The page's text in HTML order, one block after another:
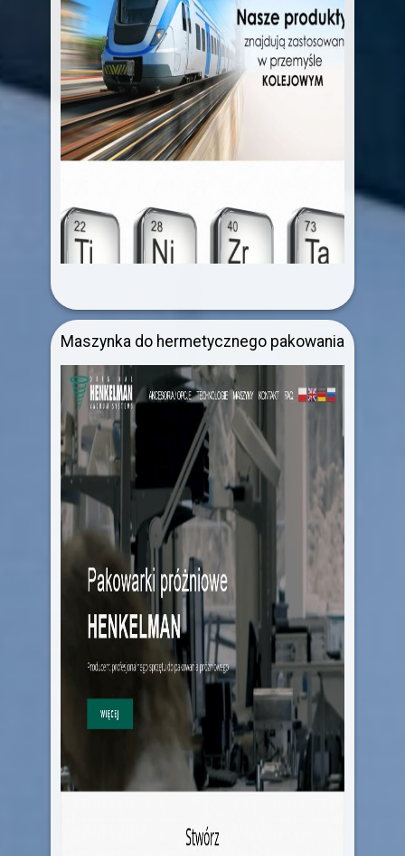
Maszynka do hermetycznego pakowania